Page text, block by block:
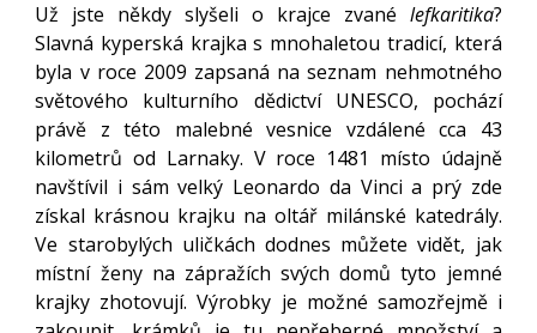
Už jste někdy slyšeli o krajce zvané lefkaritika?
Slavná kyperská krajka s mnohaletou tradicí, která
byla v roce 2009 zapsaná na seznam nehmotného
světového kulturního dědictví UNESCO, pochází
právě z této malebné vesnice vzdálené cca 43
kilometrů od Larnaky. V roce 1481 místo údajně
navštívil i sám velký Leonardo da Vinci a prý zde
získal krásnou krajku na oltář milánské katedrály.
Ve starobylých uličkách dodnes můžete vidět, jak
místní ženy na zápražích svých domů tyto jemné
krajky zhotovují. Výrobky je možné samozřejmě i